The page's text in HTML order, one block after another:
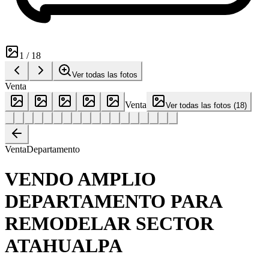
1 / 18
Ver todas las fotos
Venta
Venta
Ver todas las fotos (18)
VentaDepartamento
VENDO AMPLIO
DEPARTAMENTO PARA
REMODELAR SECTOR
ATAHUALPA